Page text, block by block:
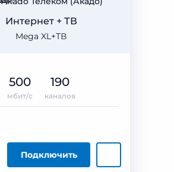
Mega XL+ТВ
Интернет + ТВ
Подключить
500
мбит/с
190
каналов